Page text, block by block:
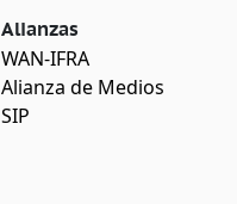
Alianzas
WAN-IFRA
Alianza de Medios
SIP